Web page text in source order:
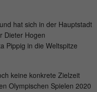
hat sich in der Hauptstadt
Dieter Hogen
Pippig in die Weltspitze
keine konkrete Zielzeit
Olympischen Spielen 2020
the session.